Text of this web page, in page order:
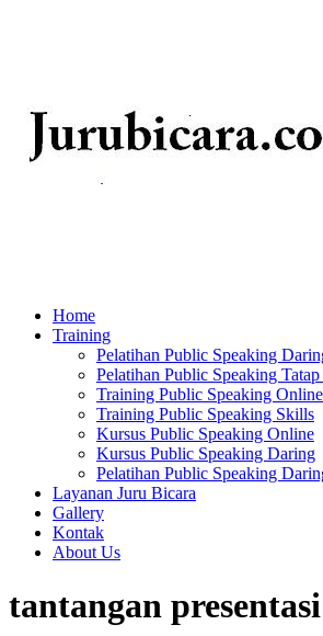
Home
Training
Pelatihan Public Speaking
Pelatihan Public Speaking
Training Public Speaking Online
Training Public Speaking Skills
Kursus Public Speaking Online
Kursus Public Speaking Daring
Pelatihan Public Speaking
Layanan Juru Bicara
Gallery
Kontak
About Us
tantangan